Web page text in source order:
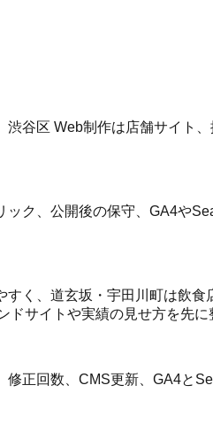
谷区 Web制作は店舗サイト
ク、公開後の保守、GA4や
く、道玄坂・宇田川町は飲
サイトや実績の見せ方を先に
正回数、CMS更新、GA4と